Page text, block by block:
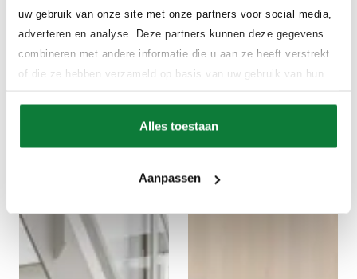
uw gebruik van onze site met onze partners voor social media,
adverteren en analyse. Deze partners kunnen deze gegevens
combineren met andere informatie die u aan ze heeft verstrekt
of die ze hebben verzameld op basis van uw gebruik van hun
Alles toestaan
Aanpassen